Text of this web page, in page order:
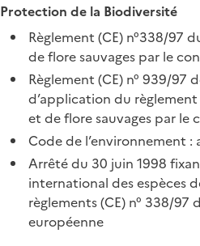
Protection de la Biodiversité
Règlement (CE) n°338/97
de flore sauvages par le
Règlement (CE) n° 939/
d’application du
et de flore sauvages par le
Code de l’environnement :
Arrêté du 30 juin 1998
international des espèces
règlements (CE) n° 338/97
européenne